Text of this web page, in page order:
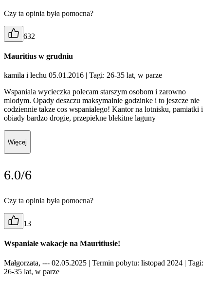
Czy ta opinia była pomocna?
632
Mauritius w grudniu
kamila i lechu 05.01.2016
| Tagi: 26-35 lat, w parze
Wspaniala wycieczka polecam starszym osobom i zarowno
mlodym. Opady deszczu maksymalnie godzinke i to jeszcze nie
codziennie takze cos wspanialego! Kantor na lotnisku, pamiatki i
obiady bardzo drogie, przepiekne blekitne laguny
Więcej
6.0/6
Czy ta opinia była pomocna?
13
Wspaniałe wakacje na Mauritiusie!
Małgorzata, --- 02.05.2025 | Termin pobytu: listopad 2024 | Tagi:
26-35 lat, w parze